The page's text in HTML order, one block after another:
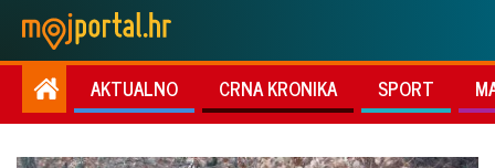
AKTUALNO CRNA KRONIKA SPORT